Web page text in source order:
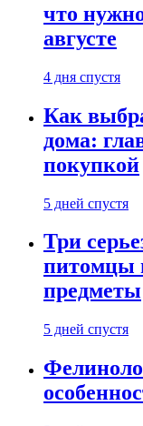
что
августе
4 дня спустя
Как
дома:
покупкой
5 дней спустя
Три
питомцы
предметы
5 дней спустя